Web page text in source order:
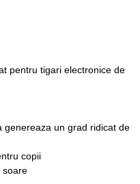
pentru tigari electronice de
genereaza un grad ridicat de
copii
soare